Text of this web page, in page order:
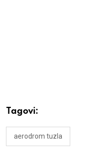
Tagovi:
aerodrom tuzla